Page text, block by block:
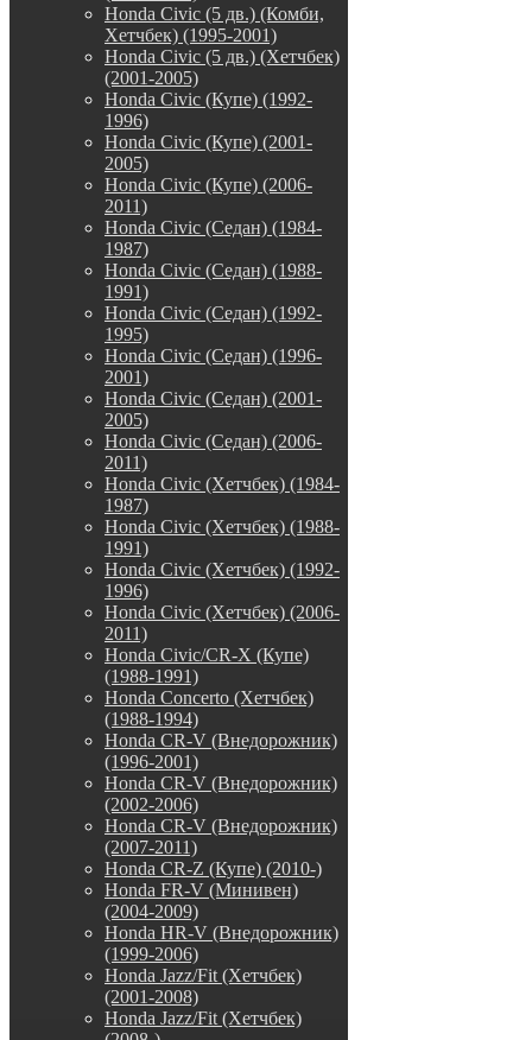
Honda Civic (5 дв.) (Комби,
Хетчбек) (1995-2001)
Honda Civic (5 дв.) (Хетчбек)
(2001-2005)
Honda Civic (Купе) (1992-
1996)
Honda Civic (Купе) (2001-
2005)
Honda Civic (Купе) (2006-
2011)
Honda Civic (Седан) (1984-
1987)
Honda Civic (Седан) (1988-
1991)
Honda Civic (Седан) (1992-
1995)
Honda Civic (Седан) (1996-
2001)
Honda Civic (Седан) (2001-
2005)
Honda Civic (Седан) (2006-
2011)
Honda Civic (Хетчбек) (1984-
1987)
Honda Civic (Хетчбек) (1988-
1991)
Honda Civic (Хетчбек) (1992-
1996)
Honda Civic (Хетчбек) (2006-
2011)
Honda Civic/CR-X (Купе)
(1988-1991)
Honda Concerto (Хетчбек)
(1988-1994)
Honda CR-V (Внедорожник)
(1996-2001)
Honda CR-V (Внедорожник)
(2002-2006)
Honda CR-V (Внедорожник)
(2007-2011)
Honda CR-Z (Купе) (2010-)
Honda FR-V (Минивен)
(2004-2009)
Honda HR-V (Внедорожник)
(1999-2006)
Honda Jazz/Fit (Хетчбек)
(2001-2008)
Honda Jazz/Fit (Хетчбек)